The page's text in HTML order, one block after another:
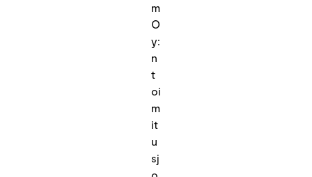
m
O
y:
n
t
oi
m
it
u
sj